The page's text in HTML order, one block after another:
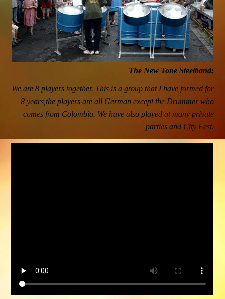
The New Tone Steelband:
We are 8 players together. This is a group that I have formed for
8 years,the players are all German except the Drummer who
comes from Colombia. We have also played at many private
parties and City Fest.